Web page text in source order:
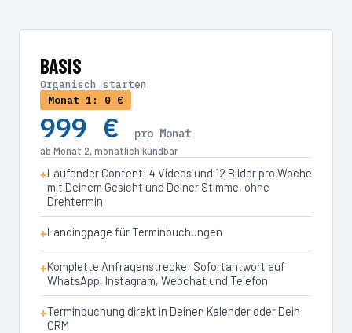
BASIS
Organisch starten
Monat 1: 0 €
999 € pro Monat
ab Monat 2, monatlich kündbar
Laufender Content: 4 Videos und 12 Bilder pro Woche
mit Deinem Gesicht und Deiner Stimme, ohne
Drehtermin
Landingpage für Terminbuchungen
Komplette Anfragenstrecke: Sofortantwort auf
WhatsApp, Instagram, Webchat und Telefon
Terminbuchung direkt in Deinen Kalender oder Dein
CRM